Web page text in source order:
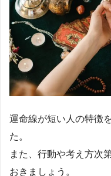
運命線が短い人の特徴
た。
また、行動や考え方次
おきましょう。